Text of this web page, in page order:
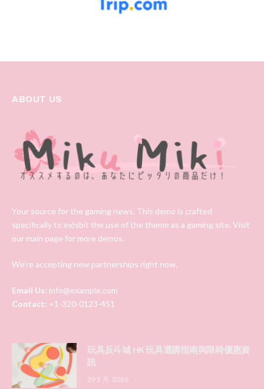
ABOUT US
Your source for the gaming news. This demo is crafted
specifically to exhibit the use of the theme as a gaming site. Visit
our main page for more demos.
We're accepting new partnerships right now.
Email Us: info@example.com
Contact: +1-320-0123-451
玩具反斗城 HK 玩具選購指南與限時優惠資
訊
29 5 月, 2026